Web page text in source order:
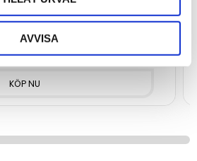
AVVISA
till produkter från Teltonika